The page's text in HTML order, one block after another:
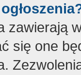
zawierają
się one